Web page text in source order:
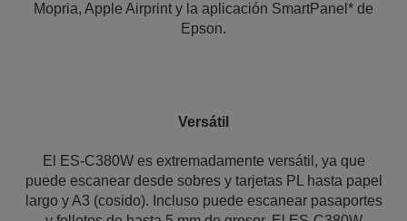
Mopria, Apple Airprint y la aplicación SmartPanel* de
Epson.
Versátil
El ES-C380W es extremadamente versátil, ya que
puede escanear desde sobres y tarjetas PL hasta papel
largo y A3 (cosido). Incluso puede escanear pasaportes